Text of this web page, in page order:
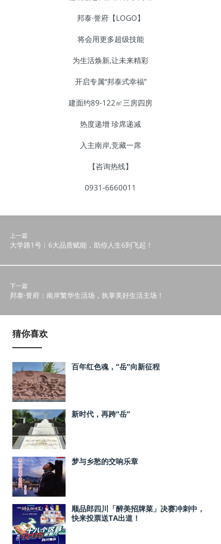
邦泰·誉府【LOGO】
将会用更多超级技能
为生活焕新,让未来精彩
开启专属“邦泰式幸福”
建面约89-122㎡三房四房
热度递增 珍席递减
入主南岸,竞藏一席
【咨询热线】
0931-6660011
上一篇
大学路1号︱6大品质赋能，助你人生6到飞起！
下一篇
邦泰·誉府：南岸繁华生活场，执掌美好生活主场！
猜你喜欢
百年红色魂，“岳”向新征程
新时代，再跨“岳”
梦与乡愁的交响乐章
顺品郎四川「醉美招牌菜」决赛冲刺中，
快来投票送TA出道！